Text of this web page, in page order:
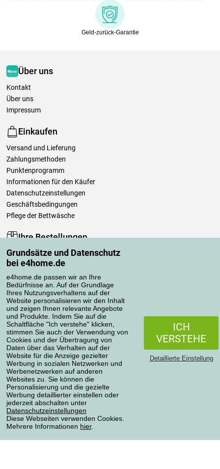
Grundsätze und Datenschutz
bei e4home.de
e4home.de passen wir an Ihre
Bedürfnisse an. Auf der Grundlage
Ihres Nutzungsverhaltens auf der
Website personalisieren wir den Inhalt
und zeigen Ihnen relevante Angebote
und Produkte. Indem Sie auf die
Schaltfläche "Ich verstehe" klicken,
stimmen Sie auch der Verwendung von
Cookies und der Übertragung von
Daten über das Verhalten auf der
Website für die Anzeige gezielter
Werbung in sozialen Netzwerken und
Werbenetzwerken auf anderen
Websites zu. Sie können die
Personalisierung und die gezielte
Werbung detaillierter einstellen oder
jederzeit abschalten unter
Datenschutzeinstellungen
Diese Webseiten verwenden Cookies.
Mehrere Informationen hier.
ICH
VERSTEHE
Detaillierte Einstellung
Geld-zurück-Garantie
Über uns
Kontakt
Über uns
Impressum
Einkaufen
Versand und Lieferung
Zahlungsmethoden
Punktenprogramm
Informationen für den Käufer
Datenschutzeinstellungen
Geschäftsbedingungen
Pflege der Bettwäsche
Ihre Bestellungen
Mein Konto
Bestellübersicht
Reklamationen
Widerrufsbelehrung
Einfach mehr wissen
Richtlinien zur Verarbeitung von Bewertungen
Transportarten
Zahlungsmethoden
Zuverlässiger Shop